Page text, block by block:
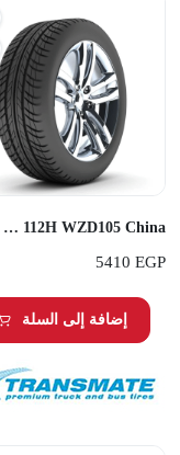
Transmate 265/70R16 112H WZD105 China
5410 EGP
إضافة إلى السلة